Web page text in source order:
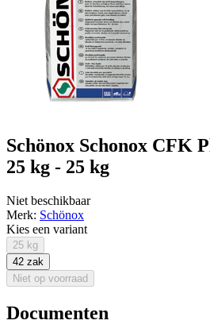
Schönox Schonox CFK
25 kg - 25 kg
Niet beschikbaar
Merk: Schönox
Kies een variant
25 kg
42 zak
Niet op voorraad
Documenten